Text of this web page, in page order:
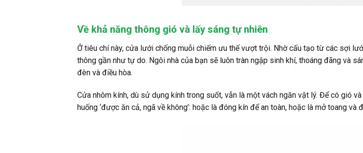
Về khả năng thông gió và lấy sáng tự nhiên
Ở tiêu chí này, cửa lưới chống muỗi chiếm ưu thế vượt trội. Nhờ cấu tạo từ các sợi
thông gần như tự do. Ngôi nhà của bạn sẽ luôn tràn ngập sinh khí, thoáng đãng và
đèn và điều hòa.
Cửa nhôm kính, dù sử dụng kính trong suốt, vẫn là một vách ngăn vật lý. Để có gió
huống ‘được ăn cả, ngã về không’: hoặc là đóng kín để an toàn, hoặc là mở toang và